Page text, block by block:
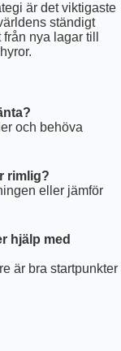
är det viktigaste
ständigt
nya lagar till
och behöva
rimlig?
eller jämför
hjälp med
är bra startpunkter